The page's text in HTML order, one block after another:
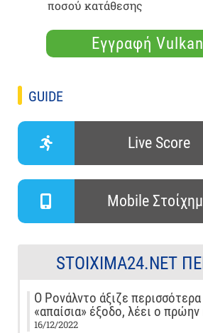
ποσού κατάθεσης
Εγγραφή
GUIDE
Live Score
Mobile
STOIXIMA24.NET
Ο Ρονάλντο άξιζε
«απαίσια» έξοδο, λέει ο
16/12/2022